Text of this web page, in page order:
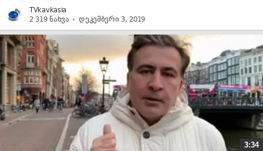
TVkavkasia
2 319 ნახვა
დეკემბერი 3, 2019
3:34